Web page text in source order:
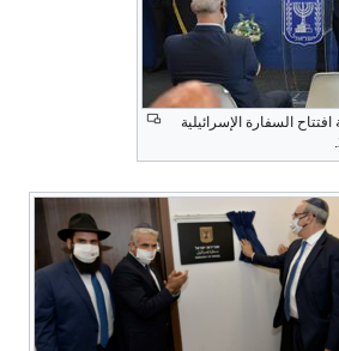
السفارة الإسرائيلية